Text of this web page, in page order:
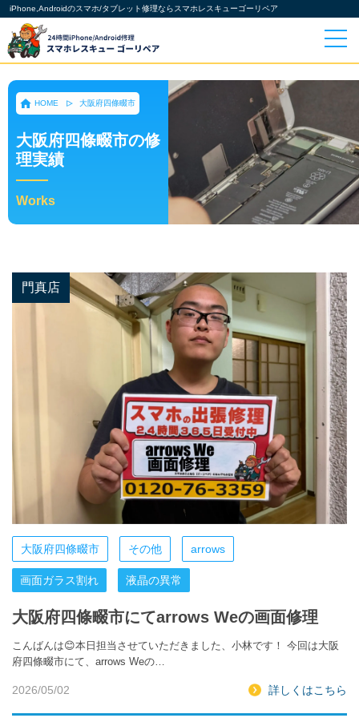
iPhone,Androidのスマホ/タブレット修理ならスマホレスキューゴーリペア
HOME 大阪府四條畷市
大阪府四條畷市の修
理実績
Works
門真店
大阪府四條畷市 その他 arrows
画面ガラス割れ 液晶の異常
大阪府四條畷市にてarrows Weの画面修理
こんばんは😊本日担当させていただきました、小林です！ 今回は大阪
府四條畷市にて、arrows Weの…
2026/05/02 詳しくはこちら